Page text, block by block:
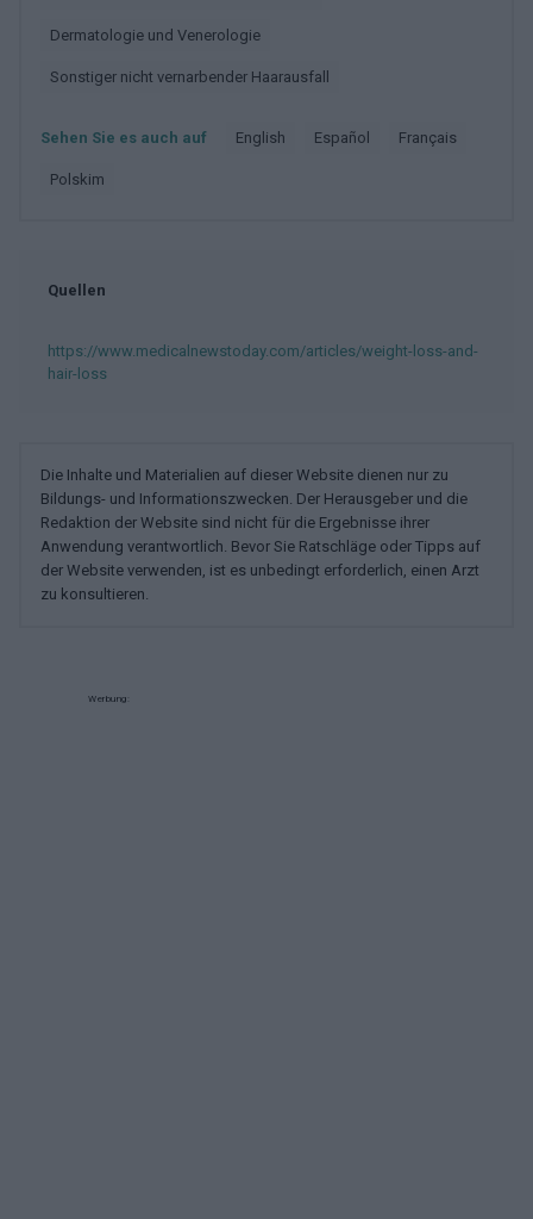
Dermatologie und Venerologie
Sonstiger nicht vernarbender Haarausfall
Sehen Sie es auch auf english español français
polskim
Quellen
https://www.medicalnewstoday.com/articles/weight-loss-and-
hair-loss
Die Inhalte und Materialien auf dieser Website dienen nur zu
Bildungs- und Informationszwecken. Der Herausgeber und die
Redaktion der Website sind nicht für die Ergebnisse ihrer
Anwendung verantwortlich. Bevor Sie Ratschläge oder Tipps auf
der Website verwenden, ist es unbedingt erforderlich, einen Arzt
zu konsultieren.
Werbung: